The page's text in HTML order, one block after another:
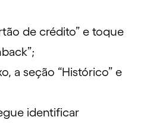
de crédito” e toque
a seção “Histórico” e
identificar